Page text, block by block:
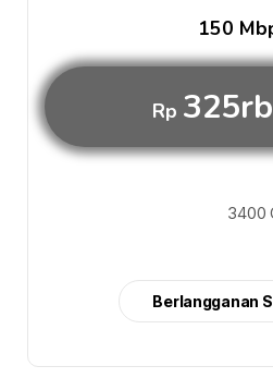
150
Rp 325rb
3400
Berlangganan